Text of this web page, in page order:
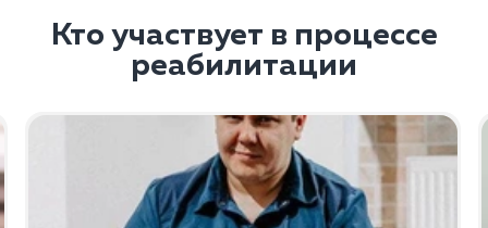
Кто участвует в процессе
реабилитации